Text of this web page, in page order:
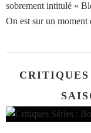
sobrement intitulé «
On est sur un moment